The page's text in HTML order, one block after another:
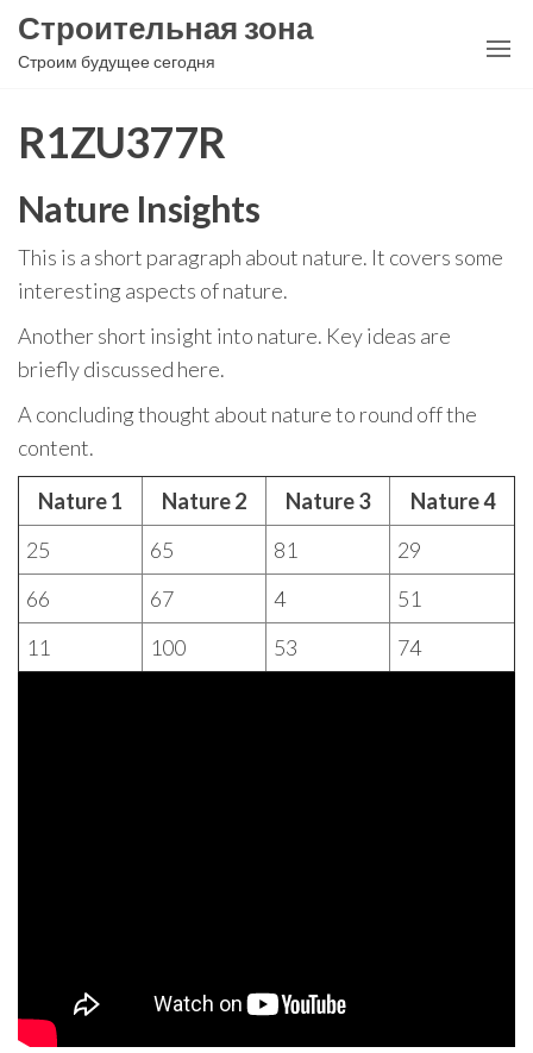
Перейти
Строительная зона
Строим будущее сегодня
R1ZU377R
Nature Insights
This is a short paragraph about nature. It covers some
interesting aspects of nature.
Another short insight into nature. Key ideas are
briefly discussed here.
A concluding thought about nature to round off the
content.
Nature 1 Nature 2 Nature 3
Nature 4
25
65 81
29
66
67 4
51
11
100 53 74